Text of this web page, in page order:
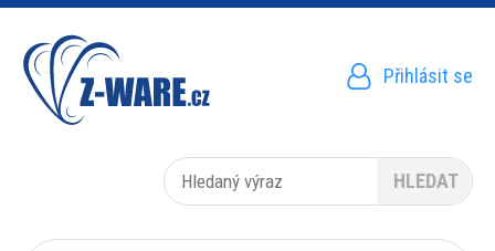
Přejít
hlavnímu
obsahu
Menu
účtu
Přihlásit se
Hledat